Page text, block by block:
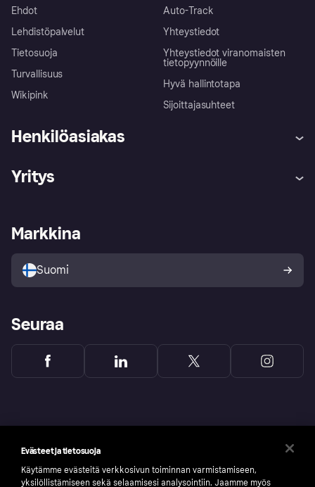
Ehdot
Lehdistöpalvelut
Tietosuoja
Turvallisuus
Wikipink
Auto-Track
Yhteystiedot
Yhteystiedot viranomaisten
tietopyynnöille
Hyvä hallintotapa
Sijoittajasuhteet
Henkilöasiakas
Ohje
Kirjaudu sisään
Tutustu kauppoihin
Ostajan turva
Yritys
Kirjaudu sisään yrityksenä
Markkina
Suomi
Seuraa
Evästeet ja tietosuoja
Käytämme evästeitä verkkosivun toiminnan varmistamiseen,
yksilöllistämiseen sekä selaamisesi analysointiin. Jaamme myös